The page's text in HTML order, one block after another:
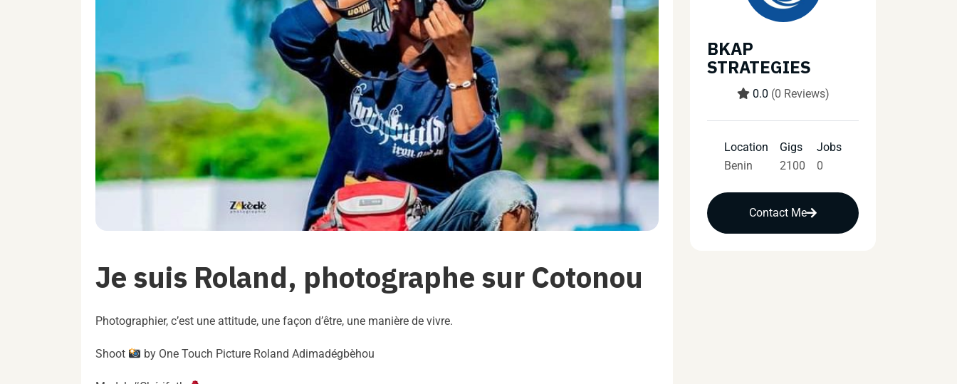
Je suis Roland, photographe sur Cotonou
Photographier, c’est une attitude, une façon d’être, une manière de vivre.
Shoot by One Touch Picture Roland Adimadégbèhou
BKAP
STRATEGIES
0.0 (0 Reviews)
Location
Benin
Gigs
2100
Jobs
0
Contact Me